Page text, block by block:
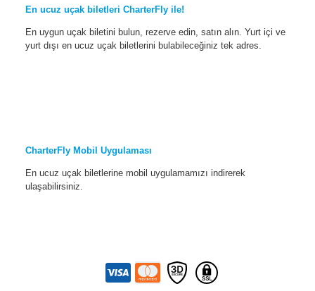
En ucuz uçak biletleri CharterFly ile!
En uygun uçak biletini bulun, rezerve edin, satın alın. Yurt içi ve
yurt dışı en ucuz uçak biletlerini bulabileceğiniz tek adres.
CharterFly Mobil Uygulaması
En ucuz uçak biletlerine mobil uygulamamızı indirerek
ulaşabilirsiniz.